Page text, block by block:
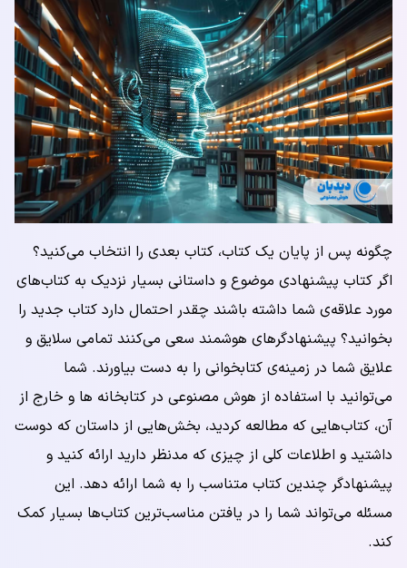
چگونه پس از پایان یک کتاب، کتاب بعدی را انتخاب می‌کنید؟
اگر کتاب پیشنهادی موضوع و داستانی بسیار نزدیک به کتاب‌های
مورد علاقه‌ی شما داشته باشند چقدر احتمال دارد کتاب جدید را
بخوانید؟ پیشنهادگرهای هوشمند سعی می‌کنند تمامی سلایق و
علایق شما در زمینه‌ی کتابخوانی را به دست بیاورند. شما
می‌توانید با استفاده از هوش مصنوعی در کتابخانه ها و خارج از
آن، کتاب‌هایی که مطالعه کردید، بخش‌هایی از داستان که دوست
داشتید و اطلاعات کلی از چیزی که مدنظر دارید ارائه کنید و
پیشنهادگر چندین کتاب متناسب را به شما ارائه دهد. این
مسئله می‌تواند شما را در یافتن مناسب‌ترین کتاب‌ها بسیار کمک
کند.